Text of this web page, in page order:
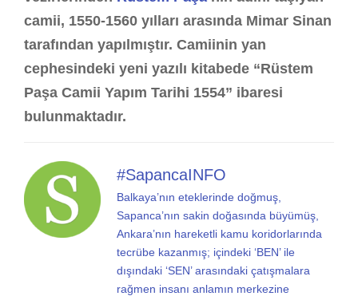
camii, 1550-1560 yılları arasında Mimar Sinan
tarafından yapılmıştır. Camiinin yan
cephesindeki yeni yazılı kitabede “Rüstem
Paşa Camii Yapım Tarihi 1554” ibaresi
bulunmaktadır.
#SapancaINFO
Balkaya’nın eteklerinde doğmuş,
Sapanca’nın sakin doğasında büyümüş,
Ankara’nın hareketli kamu koridorlarında
tecrübe kazanmış; içindeki ‘BEN’ ile
dışındaki ‘SEN’ arasındaki çatışmalara
rağmen insanı anlamın merkezine